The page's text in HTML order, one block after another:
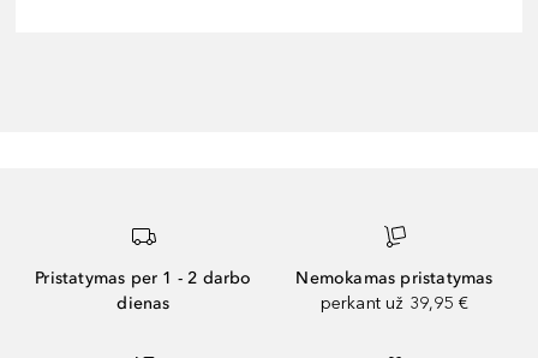
Pristatymas per 1 - 2 darbo
dienas
Nemokamas pristatymas
perkant už 39,95 €